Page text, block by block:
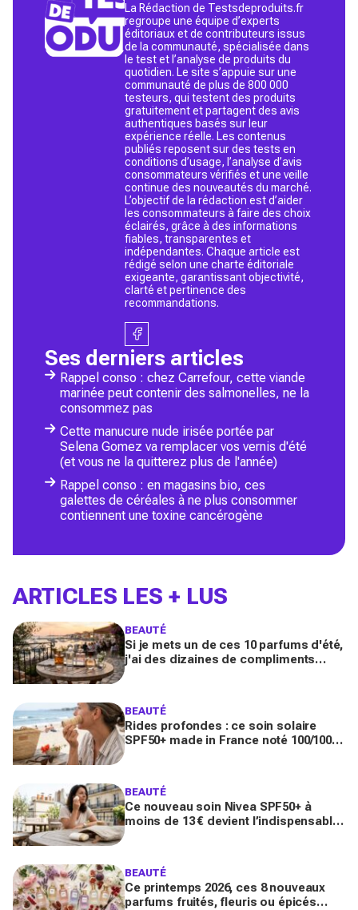
La Rédaction de Testsdeproduits.fr
regroupe une équipe d’experts
éditoriaux et de contributeurs issus
de la communauté, spécialisée dans
le test et l’analyse de produits du
quotidien. Le site s’appuie sur une
communauté de plus de 800 000
testeurs, qui testent des produits
gratuitement et partagent des avis
authentiques basés sur leur
expérience réelle. Les contenus
publiés reposent sur des tests en
conditions d’usage, l’analyse d’avis
consommateurs vérifiés et une veille
continue des nouveautés du marché.
L’objectif de la rédaction est d’aider
les consommateurs à faire des choix
éclairés, grâce à des informations
fiables, transparentes et
indépendantes. Chaque article est
rédigé selon une charte éditoriale
exigeante, garantissant objectivité,
clarté et pertinence des
recommandations.
Ses derniers articles
Rappel conso : chez Carrefour, cette viande
marinée peut contenir des salmonelles, ne la
consommez pas
Cette manucure nude irisée portée par
Selena Gomez va remplacer vos vernis d'été
(et vous ne la quitterez plus de l'année)
Rappel conso : en magasins bio, ces
galettes de céréales à ne plus consommer
contiennent une toxine cancérogène
ARTICLES LES + LUS
BEAUTÉ
Si je mets un de ces 10 parfums d'été,
j'ai des dizaines de compliments
BEAUTÉ
Rides profondes : ce soin solaire
SPF50+ made in France noté 100/100
BEAUTÉ
Ce nouveau soin Nivea SPF50+ à
moins de 13 € devient l’indispensable
BEAUTÉ
Ce printemps 2026, ces 8 nouveaux
parfums fruités, fleuris ou épicés